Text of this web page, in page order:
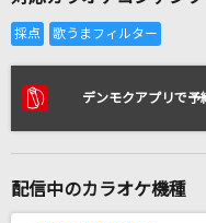
リアルタイ
デンモクアプリで予
配信中のカラオケ機種